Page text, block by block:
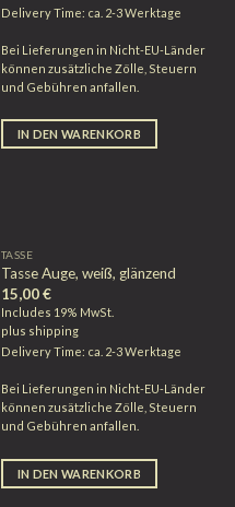
Delivery Time: ca. 2-3 Werktage
Bei Lieferungen in Nicht-EU-Länder
können zusätzliche Zölle, Steuern
und Gebühren anfallen.
IN DEN WARENKORB
TASSE
Tasse Auge, weiß, glänzend
15,00€
Includes 19% MwSt.
plus shipping
Delivery Time: ca. 2-3 Werktage
Bei Lieferungen in Nicht-EU-Länder
können zusätzliche Zölle, Steuern
und Gebühren anfallen.
IN DEN WARENKORB